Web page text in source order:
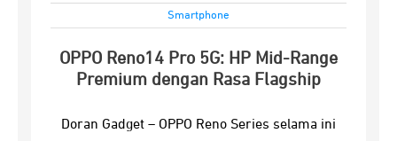
Smartphone
OPPO Reno14 Pro 5G: HP Mid-Range
Premium dengan Rasa Flagship
Doran Gadget – OPPO Reno Series selama ini